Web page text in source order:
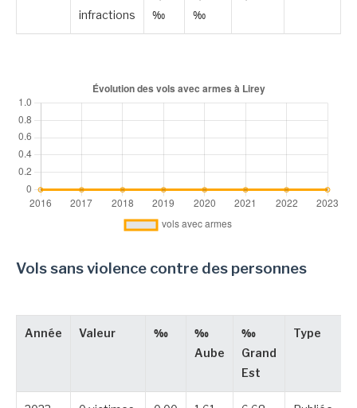
infractions
‰
‰
Vols sans violence contre des personnes
Année Valeur ‰
‰
Aube
‰
Grand
Est
Type